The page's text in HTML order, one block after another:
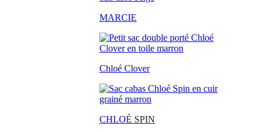
MARCIE
Chloé Clover
CHLOÉ SPIN